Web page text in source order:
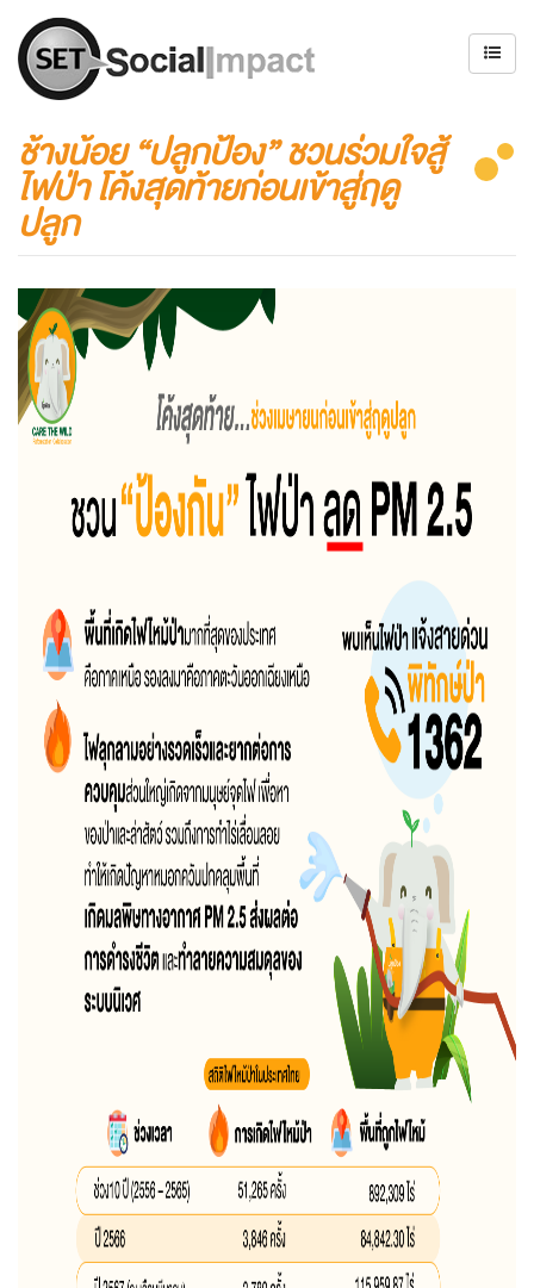
ช้างน้อย “ปลูกป้อง” ชวนร่วมใจสู้
ไฟป่า โค้งสุดท้ายก่อนเข้าสู่ฤดู
ปลูก